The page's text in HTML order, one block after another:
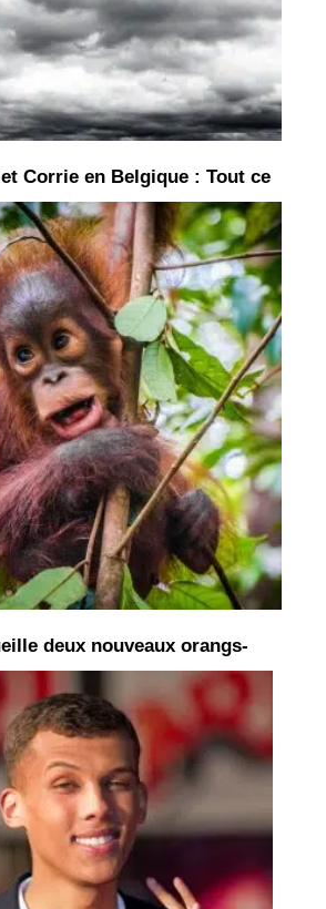
Corrie en Belgique : Tout ce
deux nouveaux orangs-